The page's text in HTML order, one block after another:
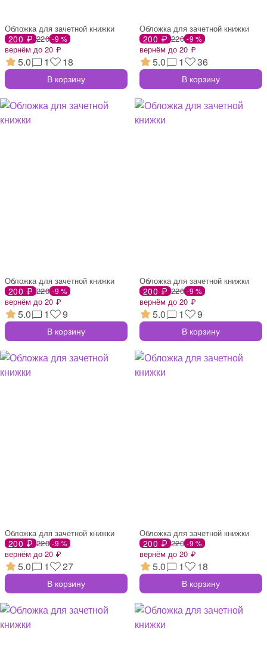
Обложка для зачетной книжки
200 ₽ 220 -9 %
вернём до 20 ₽
5.0 1 18
В корзину
Обложка для зачетной книжки
200 ₽ 220 -9 %
вернём до 20 ₽
5.0 1 36
В корзину
Обложка для зачетной книжки
200 ₽ 220 -9 %
вернём до 20 ₽
5.0 1 9
В корзину
Обложка для зачетной книжки
200 ₽ 220 -9 %
вернём до 20 ₽
5.0 1 9
В корзину
Обложка для зачетной книжки
200 ₽ 220 -9 %
вернём до 20 ₽
5.0 1 27
В корзину
Обложка для зачетной книжки
200 ₽ 220 -9 %
вернём до 20 ₽
5.0 1 18
В корзину